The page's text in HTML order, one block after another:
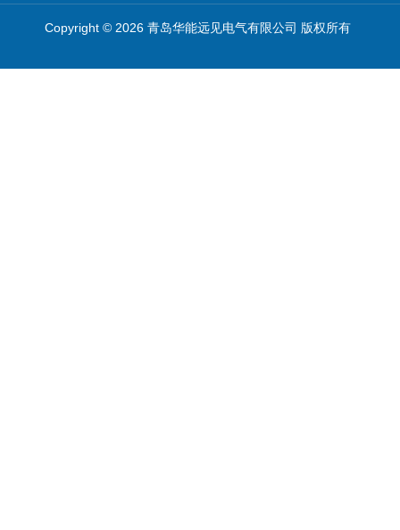
Copyright © 2026 青岛华能远见电气有限公司 版权所有